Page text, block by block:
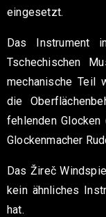
eingesetzt.
Das Instrument
Tschechischen
mechanische Teil
die
fehlenden
Glockenmacher
Das Žireč
kein ähnliches
hat.